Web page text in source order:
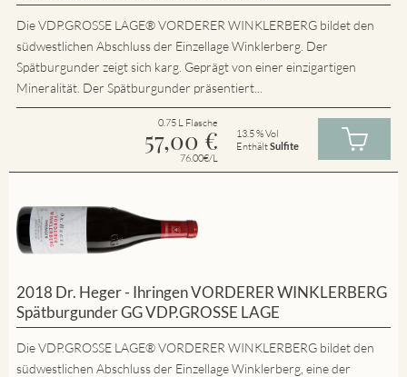
Die VDP.GROSSE LAGE® VORDERER WINKLERBERG bildet den
südwestlichen Abschluss der Einzellage Winklerberg. Der
Spätburgunder zeigt sich karg. Geprägt von einer einzigartigen
Mineralität. Der Spätburgunder präsentiert...
0.75 L Flasche
57,00 €
76.00€/L
13.5 % Vol
EnthältSulfite
2018 Dr. Heger - Ihringen VORDERER WINKLERBERG
Spätburgunder GG VDP.GROSSE LAGE
Die VDP.GROSSE LAGE® VORDERER WINKLERBERG bildet den
südwestlichen Abschluss der Einzellage Winklerberg, eine der